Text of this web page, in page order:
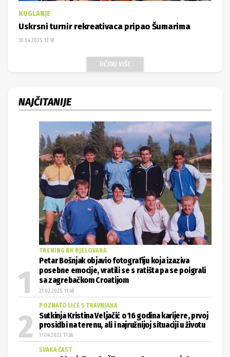
KUGLANJE
Uskrsni turnir rekreativaca pripao Šumarima
30.04.2025. 12:18
UČITAJ VIŠE
NAJČITANIJE
TRENING NK BJELOVARA
Petar Bošnjak objavio fotografiju koja izaziva
posebne emocije, vratili se s ratišta pa se poigrali
sa zagrebačkom Croatijom
21.02.2025. 11:48
POZNATO LICE S TRAVNJAKA
Sutkinja Kristina Veljačić o 16 godina karijere, prvoj
prosidbi na terenu, ali i najružnijoj situaciji u životu
17.04.2023. 17:36
SVAKA ČAST